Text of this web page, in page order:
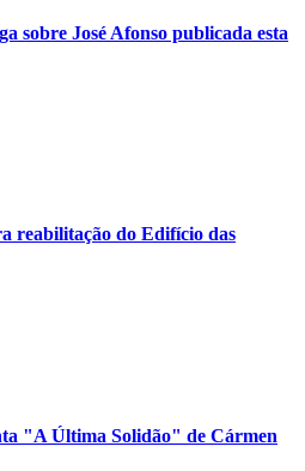
sobre José Afonso publicada esta
reabilitação do Edifício das
"A Última Solidão" de Cármen